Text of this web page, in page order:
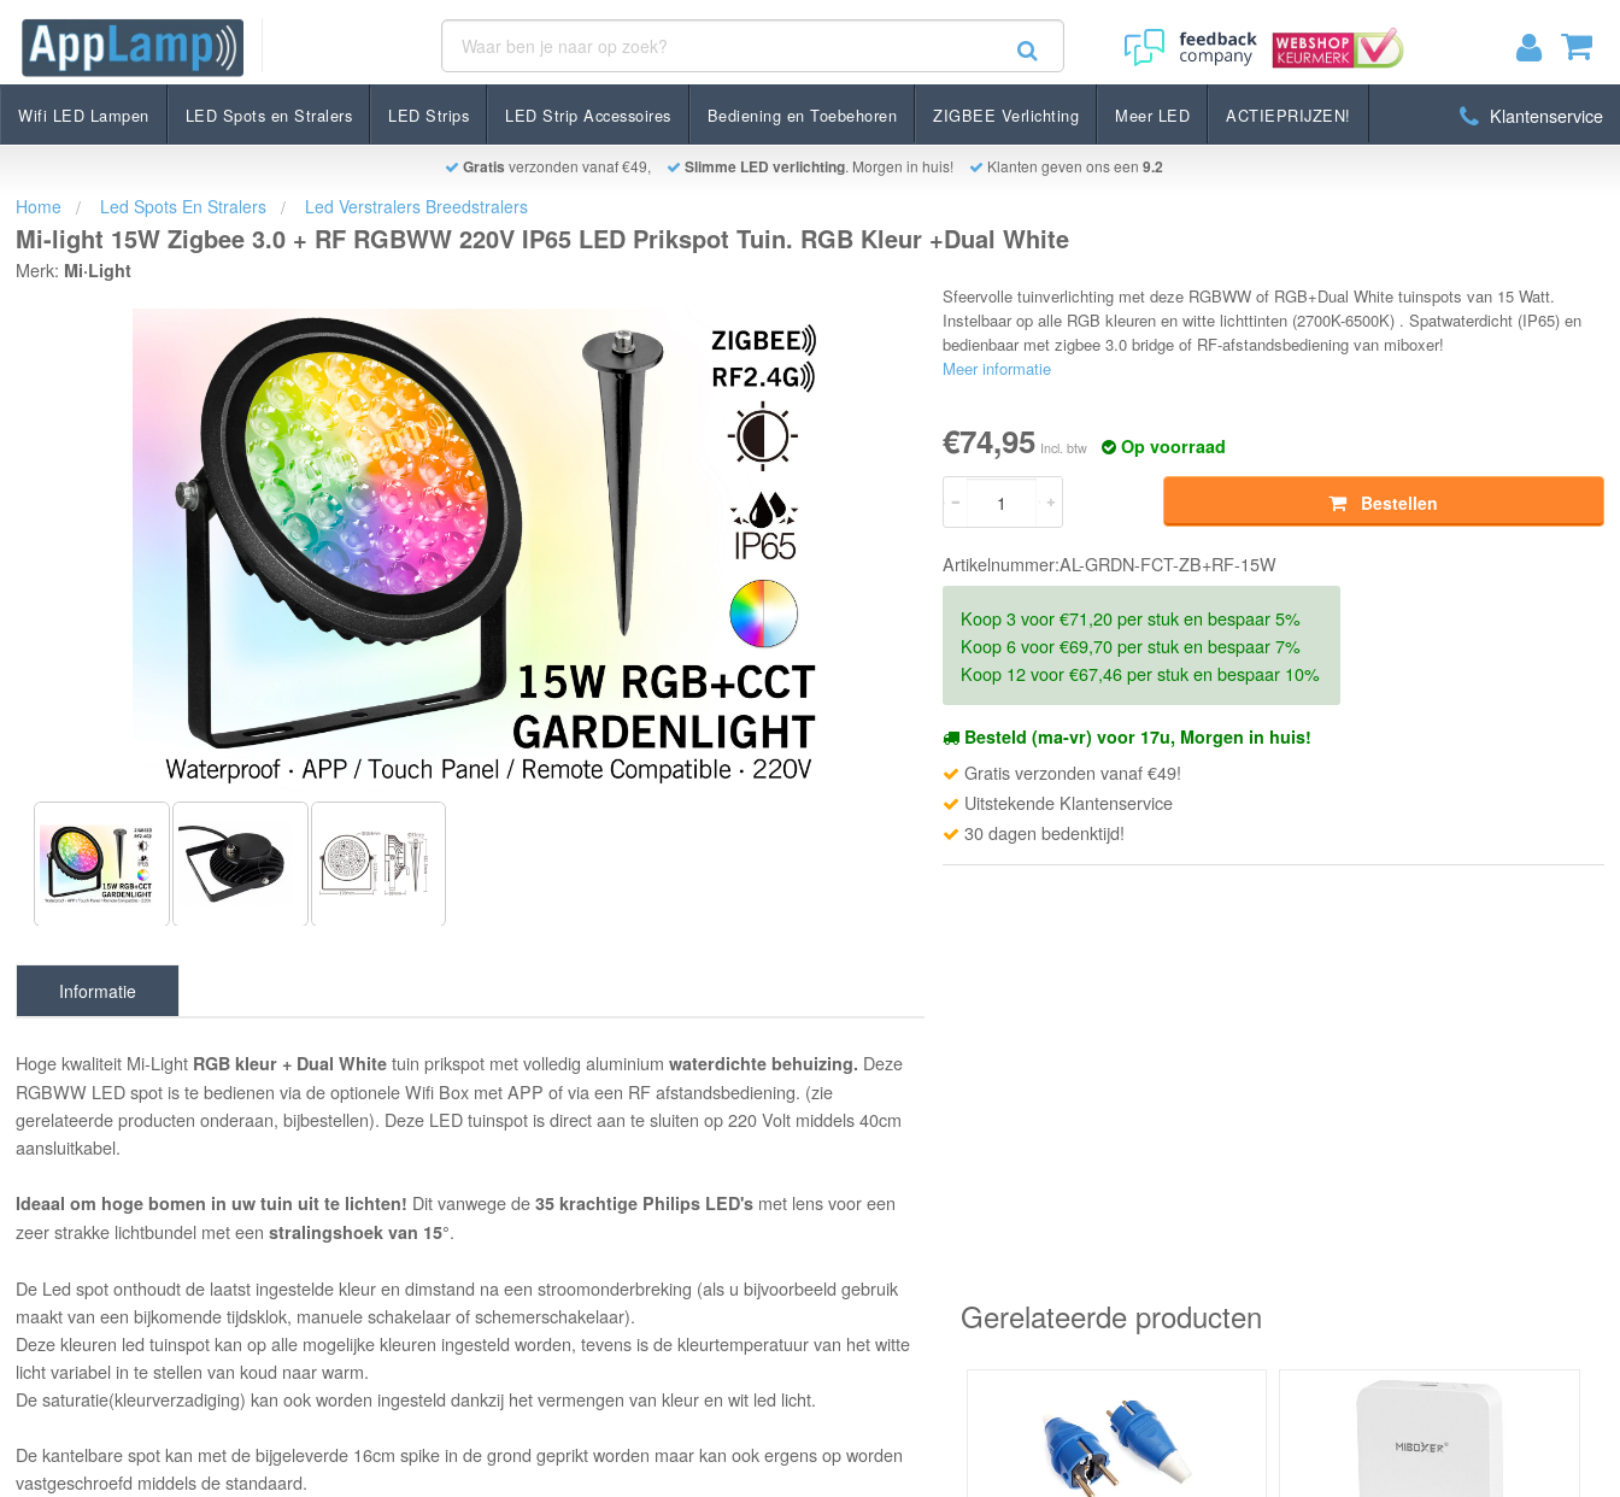
MIJN WINKELWAGEN
Wifi LED Lampen LED Spots en Stralers LED Strips LED Strip Accessoires Bediening en Toebehoren ZIGBEE Verlichting Meer LED ACTIEPRIJZEN! Klantenservice
Gratis verzonden vanaf €49, Slimme LED verlichting. Morgen in huis! Klanten geven ons een 9.2
Mi-light 15W Zigbee 3.0 + RF RGBWW 220V IP65 LED Prikspot Tuin. RGB Kleur +Dual White
€74,95 Op voorraad
Bestellen
Home Led Spots En Stralers Led Verstralers Breedstralers
Mi-light 15W Zigbee 3.0 + RF RGBWW 220V IP65 LED Prikspot Tuin. RGB Kleur +Dual White
Merk: Mi·Light
Sfeervolle tuinverlichting met deze RGBWW of RGB+Dual White tuinspots van 15 Watt.
Instelbaar op alle RGB kleuren en witte lichttinten (2700K-6500K) . Spatwaterdicht (IP65) en
bedienbaar met zigbee 3.0 bridge of RF-afstandsbediening van miboxer!
Meer informatie
€74,95 Incl. btw Op voorraad
Bestellen
Artikelnummer:AL-GRDN-FCT-ZB+RF-15W
Koop 3 voor €71,20 per stuk en bespaar 5%
Koop 6 voor €69,70 per stuk en bespaar 7%
Koop 12 voor €67,46 per stuk en bespaar 10%
Besteld (ma-vr) voor 17u, Morgen in huis!
Gratis verzonden vanaf €49!
Uitstekende Klantenservice
30 dagen bedenktijd!
Informatie
Hoge kwaliteit Mi-Light RGB kleur + Dual White tuin prikspot met volledig aluminiumwaterdichte behuizing. Deze
RGBWW LED spot is te bedienen via de optionele Wifi Box met APP of via een RF afstandsbediening. (zie
gerelateerde producten onderaan, bijbestellen). Deze LED tuinspot is direct aan te sluiten op 220 Volt middels 40cm
aansluitkabel.
Ideaal om hoge bomen in uw tuin uit te lichten! Dit vanwege de35 krachtige Philips LED's met lens voor een
zeer strakke lichtbundel met eenstralingshoek van 15°.
De Led spot onthoudt de laatst ingestelde kleur en dimstand na een stroomonderbreking (als u bijvoorbeeld gebruik
maakt van een bijkomende tijdsklok, manuele schakelaar of schemerschakelaar).
Deze kleuren led tuinspot kan op alle mogelijke kleuren ingesteld worden, tevens is de kleurtemperatuur van het witte
licht variabel in te stellen van koud naar warm.
De saturatie(kleurverzadiging) kan ook worden ingesteld dankzij het vermengen van kleur en wit led licht.
De kantelbare spot kan met de bijgeleverde 16cm spike in de grond geprikt worden maar kan ook ergens op worden
vastgeschroefd middels de standaard.
Gerelateerde producten